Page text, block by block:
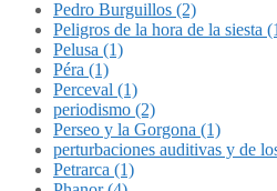
Pedro Burguillos (2)
Peligros de la hora de la siesta
Pelusa (1)
Péra (1)
Perceval (1)
periodismo (2)
Perseo y la Gorgona (1)
perturbaciones auditivas y de
Petrarca (1)